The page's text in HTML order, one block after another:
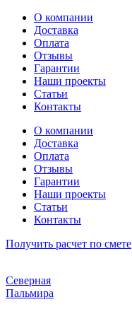
Перейти
содержимому
О компании
Доставка
Оплата
Отзывы
Гарантии
Наши проекты
Статьи
Контакты
О компании
Доставка
Оплата
Отзывы
Гарантии
Наши проекты
Статьи
Контакты
Получить расчет по смете
Северная
Пальмира